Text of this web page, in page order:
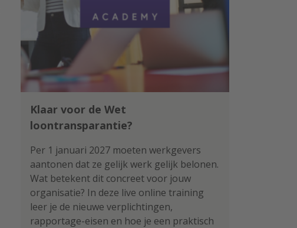
Klaar voor de Wet
loontransparantie?
Per 1 januari 2027 moeten werkgevers
aantonen dat ze gelijk werk gelijk belonen.
Wat betekent dit concreet voor jouw
organisatie? In deze live online training
leer je de nieuwe verplichtingen,
rapportage-eisen en hoe je een praktisch